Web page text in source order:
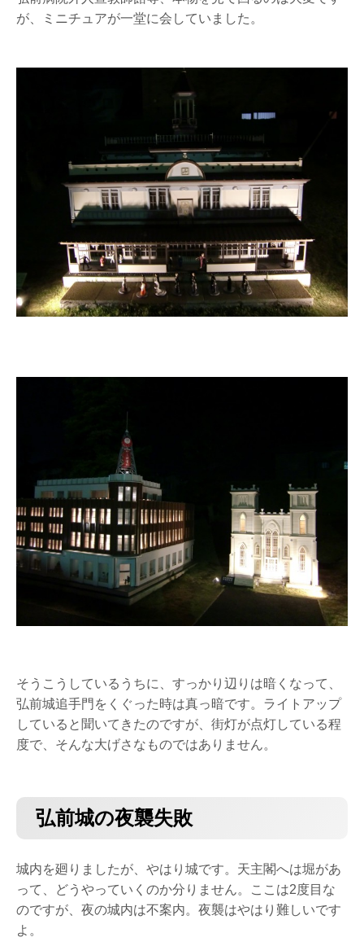
が、ミニチュアが一堂に会していました。
そうこうしているうちに、すっかり辺りは暗くなって、
弘前城追手門をくぐった時は真っ暗です。ライトアップ
していると聞いてきたのですが、街灯が点灯している程
度で、そんな大げさなものではありません。
弘前城の夜襲失敗
城内を廻りましたが、やはり城です。天主閣へは堀があ
って、どうやっていくのか分りません。ここは2度目な
のですが、夜の城内は不案内。夜襲はやはり難しいです
よ。